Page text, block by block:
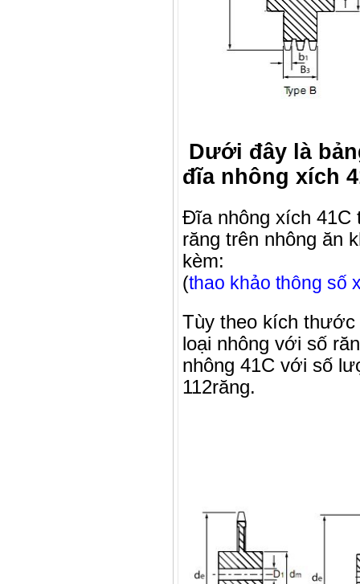
Dưới đây là
đĩa nhông xích
Đĩa nhông xích 41C
răng trên nhông ăn
kèm:
(thao khảo thông số
Tùy theo kích thước
loại nhông với số
nhông 41C với số
112răng.